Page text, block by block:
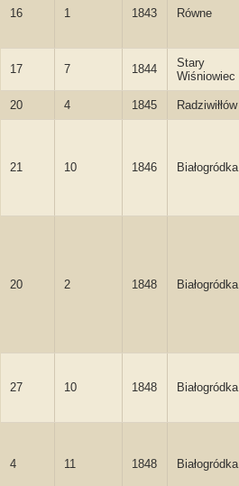
16 1 1843 Równe
17 7 1844
Stary
Wiśniowiec
20 4 1845 Radziwiłłów
21 10 1846 Białogródka
20 2 1848 Białogródka
27 10 1848 Białogródka
4 11 1848 Białogródka